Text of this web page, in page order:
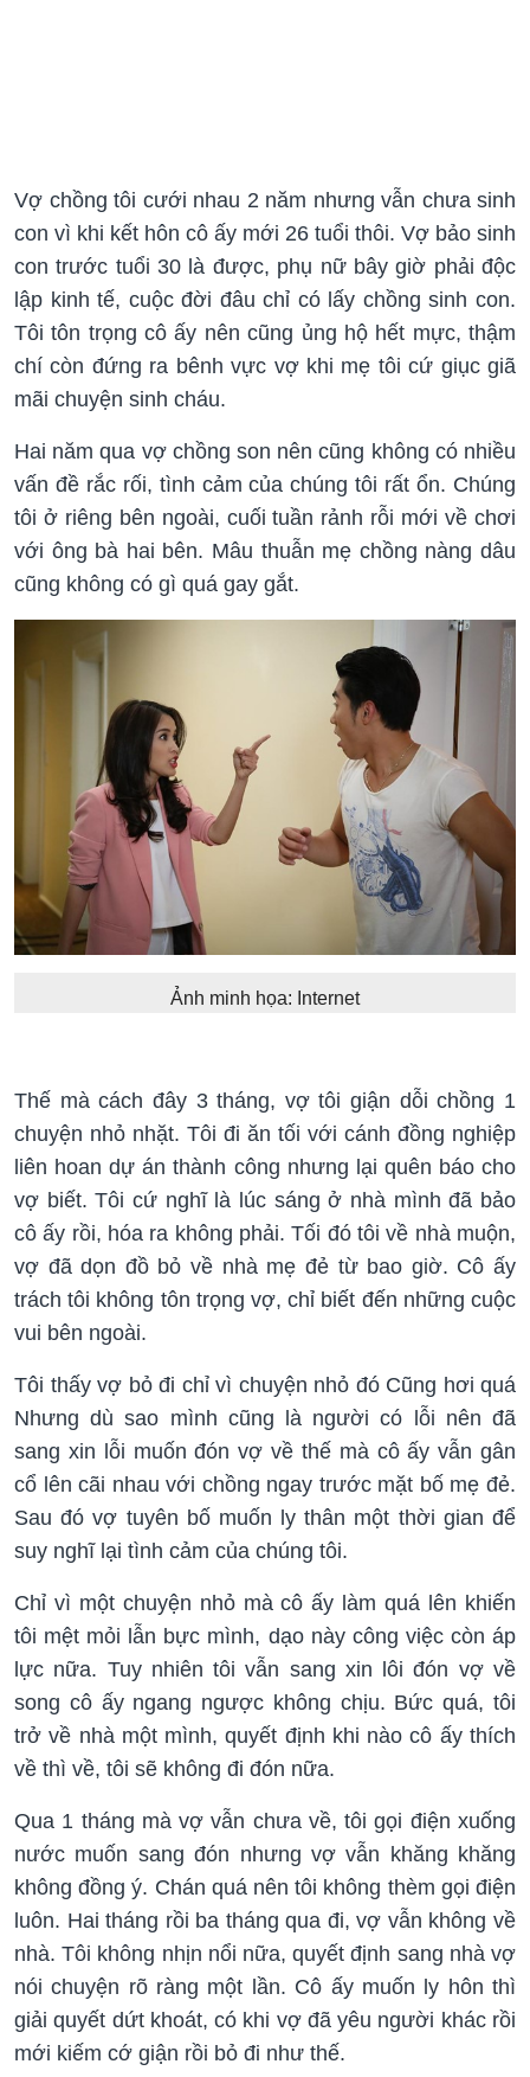
Vợ chồng tôi cưới nhau 2 năm nhưng vẫn chưa sinh
con vì khi kết hôn cô ấy mới 26 tuổi thôi. Vợ bảo sinh
con trước tuổi 30 là được, phụ nữ bây giờ phải độc
lập kinh tế, cuộc đời đâu chỉ có lấy chồng sinh con.
Tôi tôn trọng cô ấy nên cũng ủng hộ hết mực, thậm
chí còn đứng ra bênh vực vợ khi mẹ tôi cứ giục giã
mãi chuyện sinh cháu.
Hai năm qua vợ chồng son nên cũng không có nhiều
vấn đề rắc rối, tình cảm của chúng tôi rất ổn. Chúng
tôi ở riêng bên ngoài, cuối tuần rảnh rỗi mới về chơi
với ông bà hai bên. Mâu thuẫn mẹ chồng nàng dâu
cũng không có gì quá gay gắt.
Ảnh minh họa: Internet
Thế mà cách đây 3 tháng, vợ tôi giận dỗi chồng 1
chuyện nhỏ nhặt. Tôi đi ăn tối với cánh đồng nghiệp
liên hoan dự án thành công nhưng lại quên báo cho
vợ biết. Tôi cứ nghĩ là lúc sáng ở nhà mình đã bảo
cô ấy rồi, hóa ra không phải. Tối đó tôi về nhà muộn,
vợ đã dọn đồ bỏ về nhà mẹ đẻ từ bao giờ. Cô ấy
trách tôi không tôn trọng vợ, chỉ biết đến những cuộc
vui bên ngoài.
Tôi thấy vợ bỏ đi chỉ vì chuyện nhỏ đó Cũng hơi quá
Nhưng dù sao mình cũng là người có lỗi nên đã
sang xin lỗi muốn đón vợ về thế mà cô ấy vẫn gân
cổ lên cãi nhau với chồng ngay trước mặt bố mẹ đẻ.
Sau đó vợ tuyên bố muốn ly thân một thời gian để
suy nghĩ lại tình cảm của chúng tôi.
Chỉ vì một chuyện nhỏ mà cô ấy làm quá lên khiến
tôi mệt mỏi lẫn bực mình, dạo này công việc còn áp
lực nữa. Tuy nhiên tôi vẫn sang xin lôi đón vợ về
song cô ấy ngang ngược không chịu. Bức quá, tôi
trở về nhà một mình, quyết định khi nào cô ấy thích
về thì về, tôi sẽ không đi đón nữa.
Qua 1 tháng mà vợ vẫn chưa về, tôi gọi điện xuống
nước muốn sang đón nhưng vợ vẫn khăng khăng
không đồng ý. Chán quá nên tôi không thèm gọi điện
luôn. Hai tháng rồi ba tháng qua đi, vợ vẫn không về
nhà. Tôi không nhịn nổi nữa, quyết định sang nhà vợ
nói chuyện rõ ràng một lần. Cô ấy muốn ly hôn thì
giải quyết dứt khoát, có khi vợ đã yêu người khác rồi
mới kiếm cớ giận rồi bỏ đi như thế.